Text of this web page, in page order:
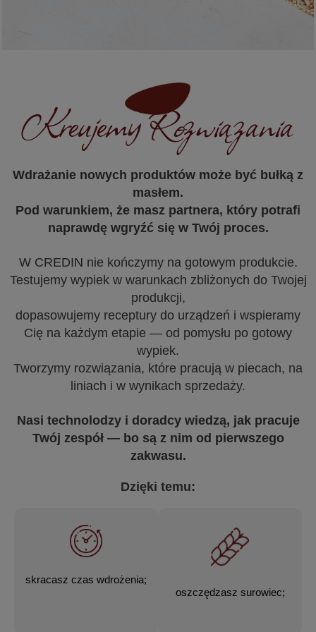
Masz apetyt na
więcej?
Wiemy, jak sprawić, by Twoja
firma rosła jak na drożdżach
— w rytmie Twojej produkcji,
z powtarzalnym efektem
ZAPYTAJ NAS O
PRZEPIS NA SUKCES
Kreujemy Rozwiązania
Wdrażanie nowych produktów może być bułką z
masłem.
Pod warunkiem, że masz partnera, który potrafi
naprawdę wgryźć się w Twój proces.
W CREDIN nie kończymy na gotowym produkcie.
Testujemy wypiek w warunkach zbliżonych do Twojej
produkcji,
dopasowujemy receptury do urządzeń i wspieramy
Cię na każdym etapie — od pomysłu po gotowy
wypiek.
Tworzymy rozwiązania, które pracują w piecach, na
liniach i w wynikach sprzedaży.
Nasi technolodzy i doradcy wiedzą, jak pracuje
Twój zespół — bo są z nim od pierwszego
zakwasu.
Dzięki temu:
skracasz czas wdrożenia;
oszczędzasz surowiec;